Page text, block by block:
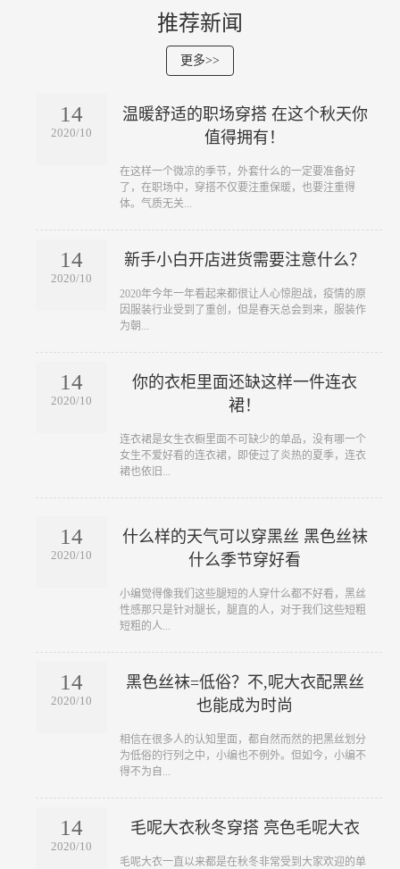
推荐新闻
更多>>
14
2020/10
温暖舒适的职场穿搭 在这个秋天你
值得拥有！
​在这样一个微凉的季节，外套什么的一定要准备好
了，在职场中，穿搭不仅要注重保暖，也要注重得
体。气质无关...
14
2020/10
新手小白开店进货需要注意什么？
​2020年今年一年看起来都很让人心惊胆战，疫情的原
因服装行业受到了重创，但是春天总会到来，服装作
为朝...
14
2020/10
你的衣柜里面还缺这样一件连衣
裙！
​连衣裙是女生衣橱里面不可缺少的单品，没有哪一个
女生不爱好看的连衣裙，即使过了炎热的夏季，连衣
裙也依旧...
14
2020/10
什么样的天气可以穿黑丝 黑色丝袜
什么季节穿好看
​小编觉得像我们这些腿短的人穿什么都不好看，黑丝
性感那只是针对腿长，腿直的人，对于我们这些短粗
短粗的人...
14
2020/10
黑色丝袜=低俗？不,呢大衣配黑丝
也能成为时尚
​相信在很多人的认知里面，都自然而然的把黑丝划分
为低俗的行列之中，小编也不例外。但如今，小编不
得不为自...
14
2020/10
毛呢大衣秋冬穿搭 亮色毛呢大衣
​毛呢大衣一直以来都是在秋冬非常受到大家欢迎的单